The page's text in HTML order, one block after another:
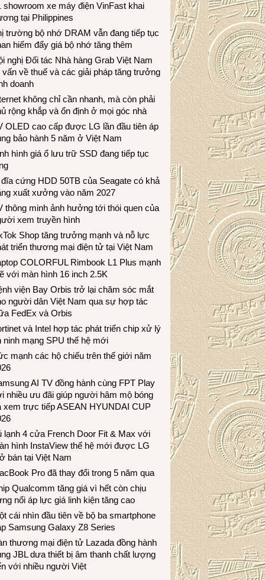
showroom xe máy điện VinFast khai
tại Philippines
trường bộ nhớ DRAM vẫn đang tiếp tục
hiếm đẩy giá bộ nhớ tăng thêm
nghị Đối tác Nhà hàng Grab Việt Nam
về thuế và các giải pháp tăng trưởng
doanh
không chỉ cần nhanh, mà còn phải
rộng khắp và ổn định ở mọi góc nhà
OLED cao cấp được LG lần đầu tiên áp
bảo hành 5 năm ở Việt Nam
hình giá ổ lưu trữ SSD đang tiếp tục
cứng HDD 50TB của Seagate có khả
xuất xưởng vào năm 2027
thông minh ảnh hưởng tới thói quen của
xem truyền hình
Shop tăng trưởng mạnh và nỗ lực
triển thương mại điện tử tại Việt Nam
COLORFUL Rimbook L1 Plus mạnh
với màn hình 16 inch 2.5K
viện Bay Orbis trở lại chăm sóc mắt
người dân Việt Nam qua sự hợp tác
FedEx và Orbis
và Intel hợp tác phát triển chip xử lý
ninh mạng SPU thế hệ mới
mạnh các hộ chiếu trên thế giới năm
AI TV đồng hành cùng FPT Play
nhiều ưu đãi giúp người hâm mộ bóng
xem trực tiếp ASEAN HYUNDAI CUP
lạnh 4 cửa French Door Fit & Max với
hình InstaView thế hệ mới được LG
bán tại Việt Nam
Pro đã thay đổi trong 5 năm qua
Qualcomm tăng giá vì hết còn chịu
nổi áp lực giá linh kiện tăng cao
cái nhìn đầu tiên về bộ ba smartphone
Samsung Galaxy Z8 Series
thương mại điện tử Lazada đồng hành
JBL dưa thiết bị âm thanh chất lượng
với nhiều người Việt